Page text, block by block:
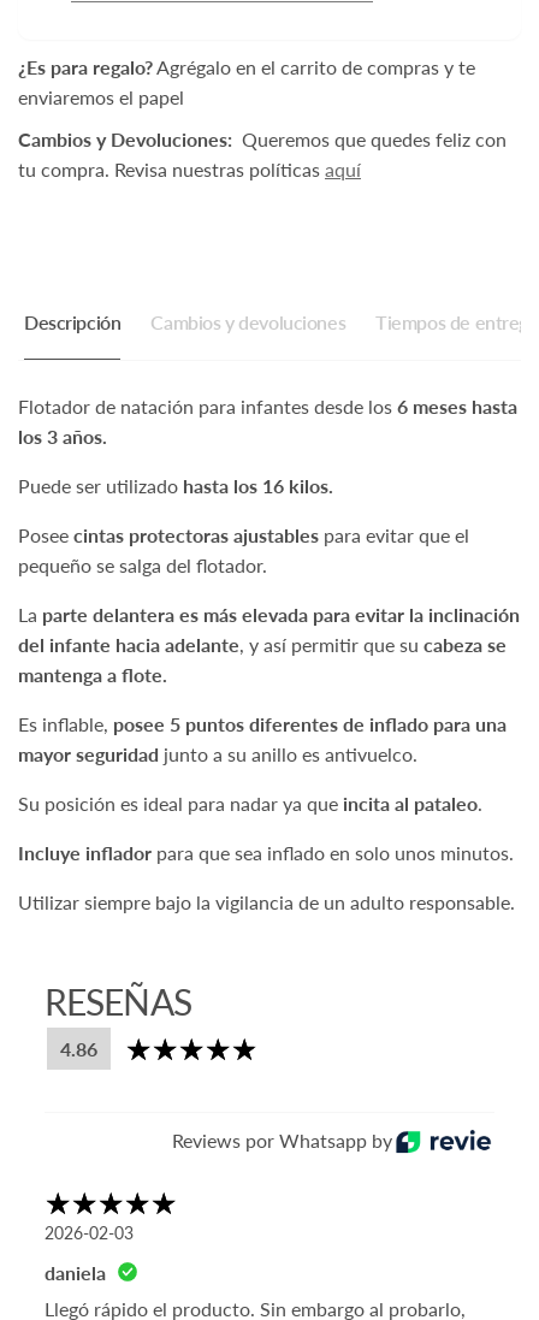
¿Es para regalo?Agrégalo en el carrito de compras y te
enviaremos el papel
Cambios y Devoluciones: Queremos que quedes feliz con
tu compra. Revisa nuestras políticas aquí
Descripción Cambios y devoluciones Tiempos de entrega
Flotador de natación para infantes desde los 6 meses hasta
los 3 años.
Puede ser utilizado hasta los 16 kilos.
Posee cintas protectoras ajustables para evitar que el
pequeño se salga del flotador.
La parte delantera es más elevada para evitar la inclinación
del infante hacia adelante, y así permitir que su cabeza se
mantenga a flote.
Es inflable, posee 5 puntos diferentes de inflado para una
mayor seguridad junto a su anillo es antivuelco.
Su posición es ideal para nadar ya que incita al pataleo.
Incluye inflador para que sea inflado en solo unos minutos.
Utilizar siempre bajo la vigilancia de un adulto responsable.
RESEÑAS
4.86
Reviews por Whatsapp by
2026-02-03
daniela
Llegó rápido el producto. Sin embargo al probarlo,